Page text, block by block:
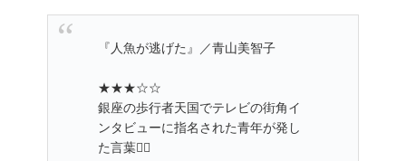
『人魚が逃げた』／青山美智子
★★★☆☆
銀座の歩行者天国でテレビの街角イ
ンタビューに指名された青年が発し
た言葉🧜‍♀️